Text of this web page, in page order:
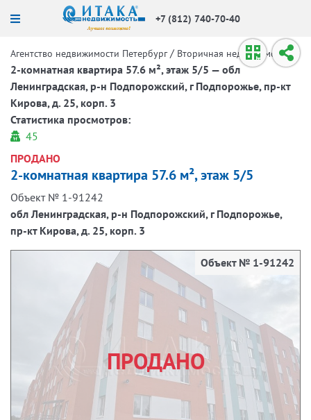
+7 (812) 740-70-40
Агентство недвижимости Петербург / Вторичная недвижимость /
2-комнатная квартира 57.6 м², этаж 5/5 — обл
Ленинградская, р-н Подпорожский, г Подпорожье, пр-кт
Кирова, д. 25, корп. 3
Статистика просмотров:
45
ПРОДАНО
2-комнатная квартира 57.6 м², этаж 5/5
Объект № 1-91242
обл Ленинградская, р-н Подпорожский, г Подпорожье,
пр-кт Кирова, д. 25, корп. 3
ПРОДАНО
Объект № 1-91242